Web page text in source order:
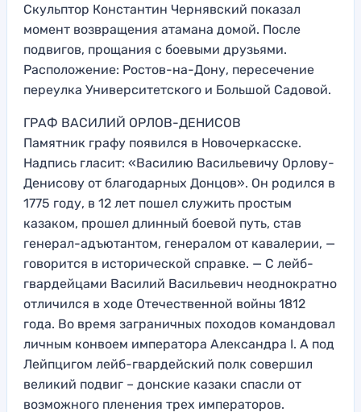
Скульптор Константин Чернявский показал
момент возвращения атамана домой. После
подвигов, прощания с боевыми друзьями.
Расположение: Ростов-на-Дону, пересечение
переулка Университетского и Большой Садовой.
ГРАФ ВАСИЛИЙ ОРЛОВ-ДЕНИСОВ
Памятник графу появился в Новочеркасске.
Надпись гласит: «Василию Васильевичу Орлову-
Денисову от благодарных Донцов». Он родился в
1775 году, в 12 лет пошел служить простым
казаком, прошел длинный боевой путь, став
генерал-адъютантом, генералом от кавалерии, —
говорится в исторической справке. — С лейб-
гвардейцами Василий Васильевич неоднократно
отличился в ходе Отечественной войны 1812
года. Во время заграничных походов командовал
личным конвоем императора Александра I. А под
Лейпцигом лейб-гвардейский полк совершил
великий подвиг – донские казаки спасли от
возможного пленения трех императоров.